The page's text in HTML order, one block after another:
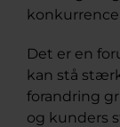
Det er en
kan stå
forandring
og kunders